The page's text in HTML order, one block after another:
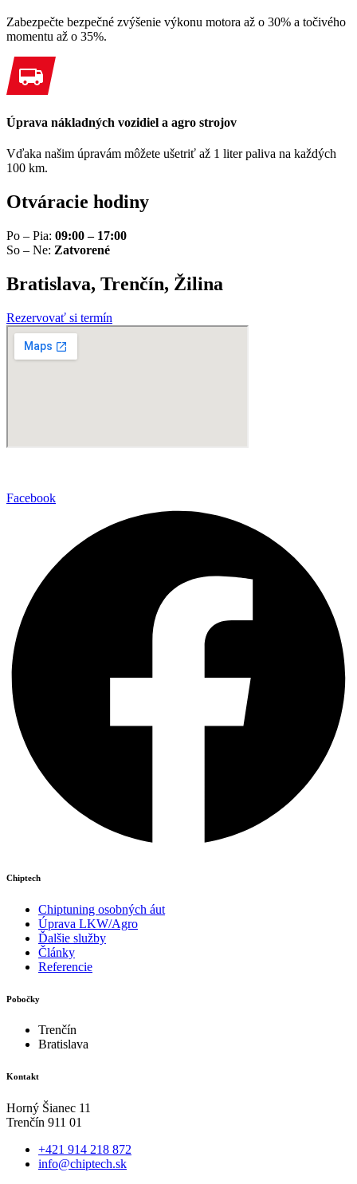
Zabezpečte bezpečné zvýšenie výkonu motora až o 30% a točivého
momentu až o 35%.
Úprava nákladných vozidiel a agro strojov
Vďaka našim úpravám môžete ušetriť až 1 liter paliva na každých
100 km.
Otváracie hodiny
Po – Pia: 09:00 – 17:00
So – Ne: Zatvorené
Bratislava, Trenčín, Žilina
Rezervovať si termín
Facebook
Chiptech
Chiptuning osobných áut
Úprava LKW/Agro
Ďalšie služby
Články
Referencie
Pobočky
Trenčín
Bratislava
Kontakt
Horný Šianec 11
Trenčín 911 01
+421 914 218 872
info@chiptech.sk